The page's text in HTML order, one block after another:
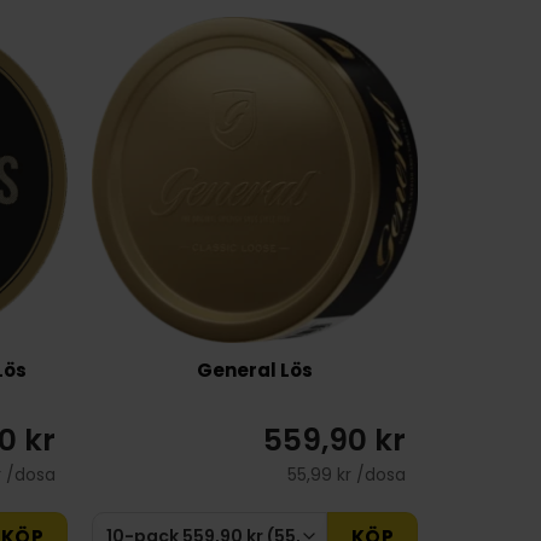
kr
/dosa
General Lös
559,90 kr
55,99 kr /dosa